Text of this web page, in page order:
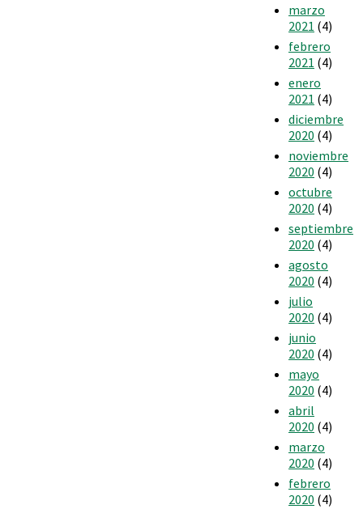
marzo
2021 (4)
febrero
2021 (4)
enero
2021 (4)
diciembre
2020 (4)
noviembre
2020 (4)
octubre
2020 (4)
septiembre
2020 (4)
agosto
2020 (4)
julio
2020 (4)
junio
2020 (4)
mayo
2020 (4)
abril
2020 (4)
marzo
2020 (4)
febrero
2020 (4)